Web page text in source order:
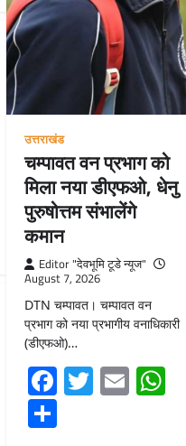
उत्तराखंड
चम्पावत वन प्रभाग को
मिला नया डीएफओ, धेनु
पुरुषोत्तम संभालेंगे
कमान
Editor "देवभूमि टूडे न्यूज"
August 7, 2026
DTN चम्पावत। चम्पावत वन
प्रभाग को नया प्रभागीय वनाधिकारी
(डीएफओ)…
Facebook
Twitter
Email